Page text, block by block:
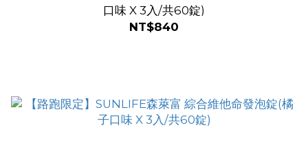
口味 X 3入/共60錠)
NT$840